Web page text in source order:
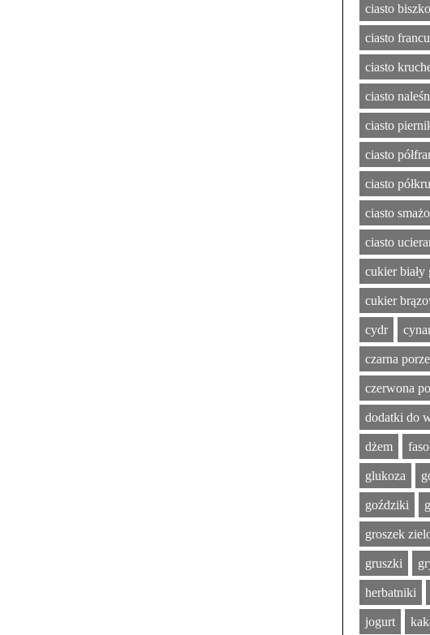
ciasto
ciasto
ciasto
ciasto
ciasto
ciasto
ciasto
ciasto
ciasto
cukier biały
cukier
cydr
czarna
czerwona
dodatki do
dżem
glukoza
goździki
groszek
gruszki
herbatniki
jogurt